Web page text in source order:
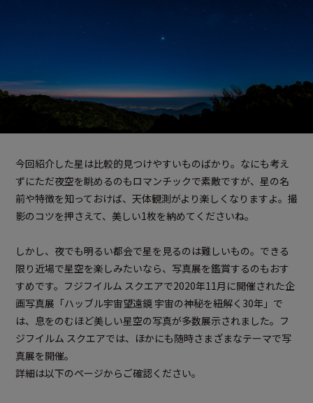
今回紹介した星は比較的見つけやすいものばかり。なにも考え
ずにただ夜空を眺めるのもロマンチックで素敵ですが、星の名
前や特徴を知っておけば、天体観測がより楽しくなりますよ。撮
影のコツを押さえて、美しい1枚を納めてくださいね。
しかし、夜でも明るい都会で星を見るのは難しいもの。できる
限り近場で星空を楽しみたいなら、写真展を鑑賞するのもおす
すめです。フジフイルム スクエアで2020年11月に開催された企
画写真展「ハッブル宇宙望遠鏡 宇宙の神秘を紐解く30年」で
は、息をのむほど美しい星空の写真が多数展示されました。フ
ジフイルム スクエアでは、ほかにも随時さまざまなテーマで写
真展を開催。
詳細は以下のページからご確認ください。